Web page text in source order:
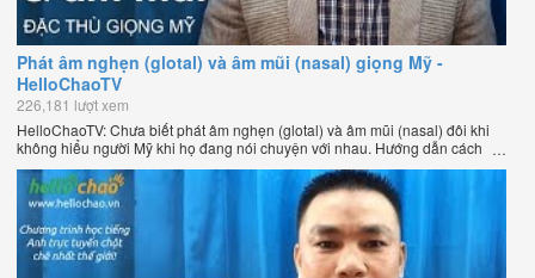
Phát âm nghẹn (glotal) và âm mũi (nasal) giọng Mỹ -
HelloChaoTV
226,181 lượt xem
HelloChaoTV: Chưa biết phát âm nghẹn (glotal) và âm mũi (nasal) đôi khi
không hiểu người Mỹ khi họ đang nói chuyện với nhau. Hướng dẫn cách
phát âm tiếng Anh giọng Mỹ theo phương pháp đọc tách ghép âm đặc biệt
của thầy Phạm Việt Thắng, đồng sáng lập HelloChao.vn - Chương trình
dạy tiếng Anh trực tuyến chặt chẽ nhất thế giới.